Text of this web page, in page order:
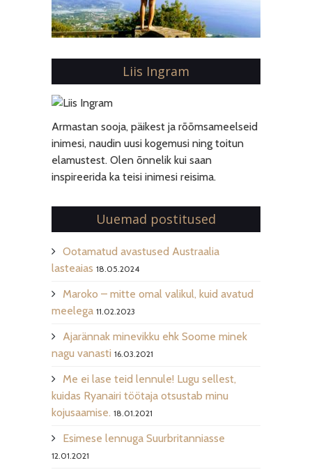
Liis Ingram
Armastan sooja, päikest ja rõõmsameelseid
inimesi, naudin uusi kogemusi ning toitun
elamustest. Olen õnnelik kui saan
inspireerida ka teisi inimesi reisima.
Uuemad postitused
Ootamatud avastused Austraalia
lasteaias 18.05.2024
Maroko – mitte omal valikul, kuid avatud
meelega 11.02.2023
Ajarännak minevikku ehk Soome minek
nagu vanasti 16.03.2021
Me ei lase teid lennule! Lugu sellest,
kuidas Ryanairi töötaja otsustab minu
kojusaamise. 18.01.2021
Esimese lennuga Suurbritanniasse
12.01.2021